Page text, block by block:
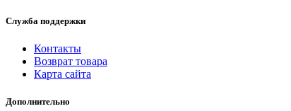
Служба поддержки
Контакты
Возврат товара
Карта сайта
Дополнительно